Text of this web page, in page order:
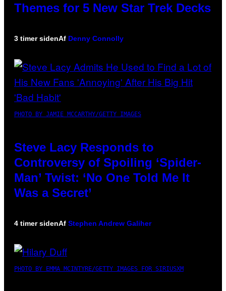
Themes for 5 New Star Trek Decks
3 timer sidenAf Denny Connolly
PHOTO BY JAMIE MCCARTHY/GETTY IMAGES
Steve Lacy Responds to
Controversy of Spoiling ‘Spider-
Man’ Twist: ‘No One Told Me It
Was a Secret’
4 timer sidenAf Stephen Andrew Galiher
PHOTO BY EMMA MCINTYRE/GETTY IMAGES FOR SIRIUSXM